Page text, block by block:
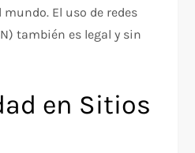
El uso de redes
también es legal y sin
en Sitios